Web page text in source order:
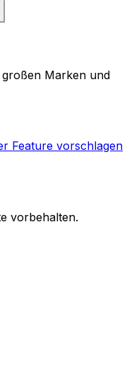
Marken und
Feature vorschlagen
vorbehalten.